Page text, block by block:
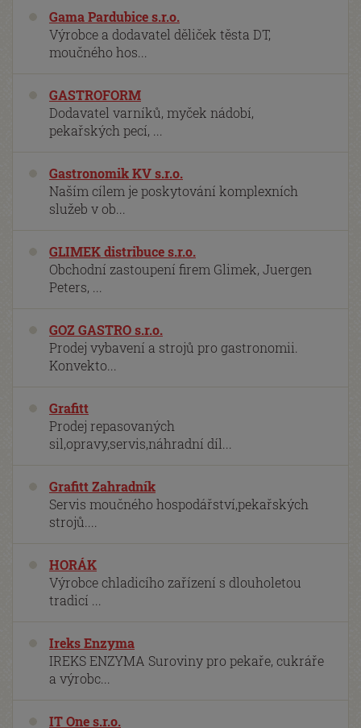
Gama Pardubice s.r.o.
Výrobce a dodavatel děliček těsta DT,
moučného hos...
GASTROFORM
Dodavatel varníků, myček nádobí,
pekařských pecí, ...
Gastronomik KV s.r.o.
Naším cílem je poskytování komplexních
služeb v ob...
GLIMEK distribuce s.r.o.
Obchodní zastoupení firem Glimek, Juergen
Peters, ...
GOZ GASTRO s.r.o.
Prodej vybavení a strojů pro gastronomii.
Konvekto...
Grafitt
Prodej repasovaných
sil,opravy,servis,náhradní díl...
Grafitt Zahradník
Servis moučného hospodářství,pekařských
strojů....
HORÁK
Výrobce chladicího zařízení s dlouholetou
tradicí ...
Ireks Enzyma
IREKS ENZYMA Suroviny pro pekaře, cukráře
a výrobc...
IT One s.r.o.